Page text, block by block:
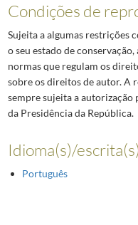
Condições de
Sujeita a algumas restrições
o seu estado de
normas que regulam os
sobre os direitos de autor. A
sempre sujeita a
da Presidência da República.
Idioma(s)/escrita(s)
Português